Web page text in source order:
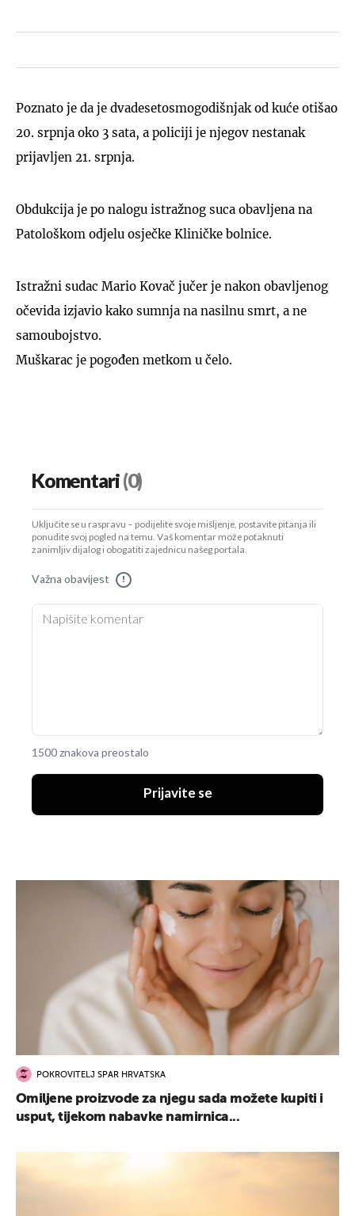
Poznato je da je dvadesetosmogodišnjak od kuće otišao
20. srpnja oko 3 sata, a policiji je njegov nestanak
prijavljen 21. srpnja.
Obdukcija je po nalogu istražnog suca obavljena na
Patološkom odjelu osječke Kliničke bolnice.
Istražni sudac Mario Kovač jučer je nakon obavljenog
očevida izjavio kako sumnja na nasilnu smrt, a ne
samoubojstvo.
Muškarac je pogođen metkom u čelo.
Komentari(0)
Uključite se u raspravu – podijelite svoje mišljenje, postavite pitanja ili
ponudite svoj pogled na temu. Vaš komentar može potaknuti
zanimljiv dijalog i obogatiti zajednicu našeg portala.
Važna obavijest !
1500 znakova preostalo
Prijavite se
POKROVITELJ SPAR HRVATSKA
Omiljene proizvode za njegu sada možete kupiti i
usput, tijekom nabavke namirnica...